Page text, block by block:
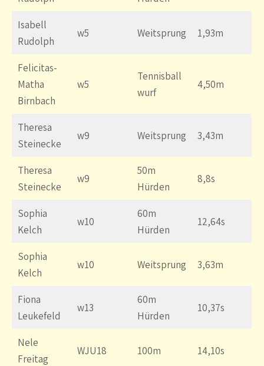
Isabell
Rudolph
w5 Weitsprung 1,93m
Felicitas-
Matha
Birnbach
w5
Tennisball
wurf
4,50m
Theresa
Steinecke
w9 Weitsprung 3,43m
Theresa
Steinecke
w9
50m
Hürden
8,8s
Sophia
Kelch
w10
60m
Hürden
12,64s
Sophia
Kelch
w10 Weitsprung 3,63m
Fiona
Leukefeld
w13
60m
Hürden
10,37s
Nele
Freitag
WJU18 100m 14,10s